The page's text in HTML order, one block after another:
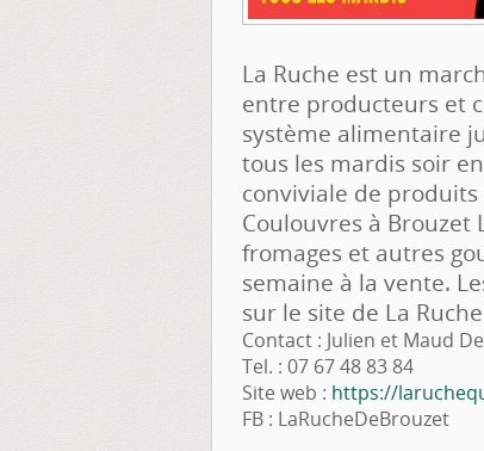
La Ruche est un
entre producteurs et
système alimentaire
tous les mardis soir
conviviale de
Coulouvres à Brouzet
fromages et autres
semaine à la vente.
sur le site de La
Contact : Julien et Maud
Tel. : 07 67 48 83 84
Site web : https://
FB : LaRucheDeBrouzet